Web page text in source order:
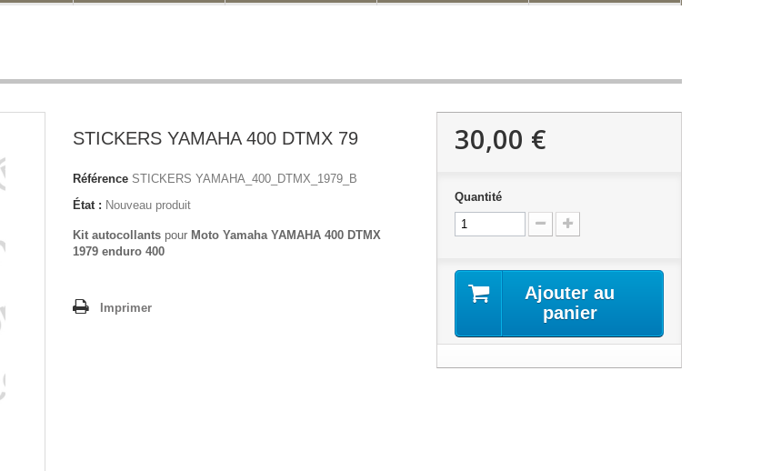
STICKERS YAMAHA 400 DTMX 79
Référence STICKERS YAMAHA_400_DTMX_1979_B
État : Nouveau produit
Kit autocollants pour Moto Yamaha YAMAHA 400 DTMX
1979 enduro 400
Imprimer
30,00 €
Quantité
Ajouter au
panier